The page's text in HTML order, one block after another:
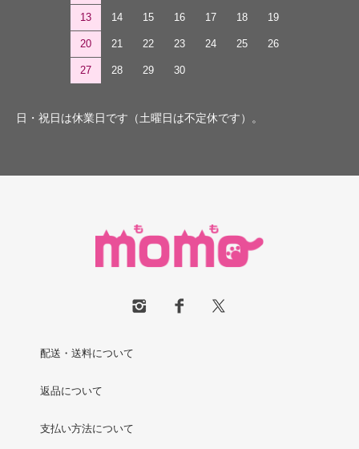
13 14 15 16 17 18 19
20 21 22 23 24 25 26
27 28 29 30
日・祝日は休業日です（土曜日は不定休です）。
配送・送料について
返品について
支払い方法について